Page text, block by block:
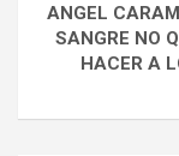
ANGEL
SANGRE NO
HACER A